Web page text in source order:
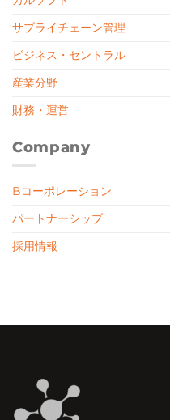
サプライチェーン管理
ビジネス・セントラル
産業分野
財務・運営
Company
Bコーポレーション
パートナーシップ
採用情報